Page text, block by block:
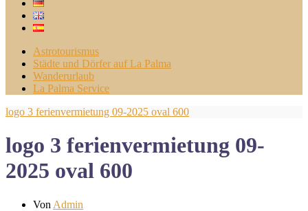
Astrotourismus
Städte und Dörfer auf La Palma
Wanderurlaub
La Palma Service
logo 3 ferienvermietung 09-2025 oval 600
logo 3 ferienvermietung 09-
2025 oval 600
Von Admin